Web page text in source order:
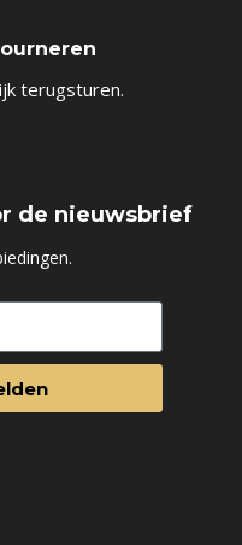
terugsturen.
de nieuwsbrief